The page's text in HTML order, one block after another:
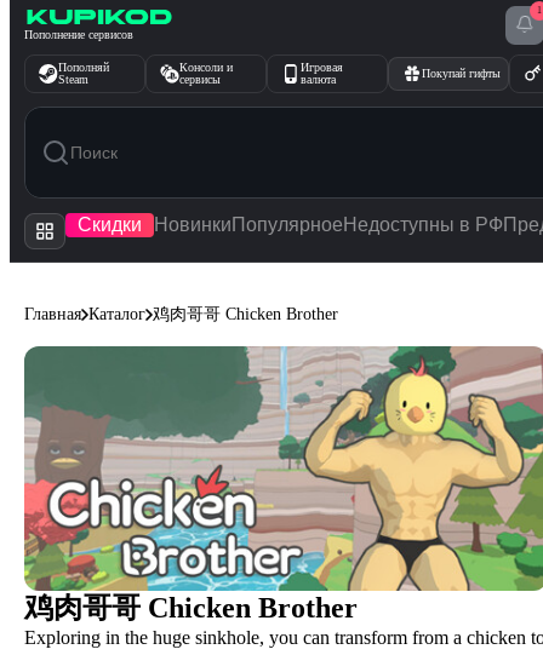
Перейти к содержимому
Пополнение сервисов
1
Пополняй
Steam
Консоли и
сервисы
Игровая
валюта
Покупай гифты
Скидки Новинки Популярное Недоступны в РФ
Главная Каталог 鸡肉哥哥 Chicken Brother
鸡肉哥哥 Chicken Brother
Exploring in the huge sinkhole, you can transform from a chicken